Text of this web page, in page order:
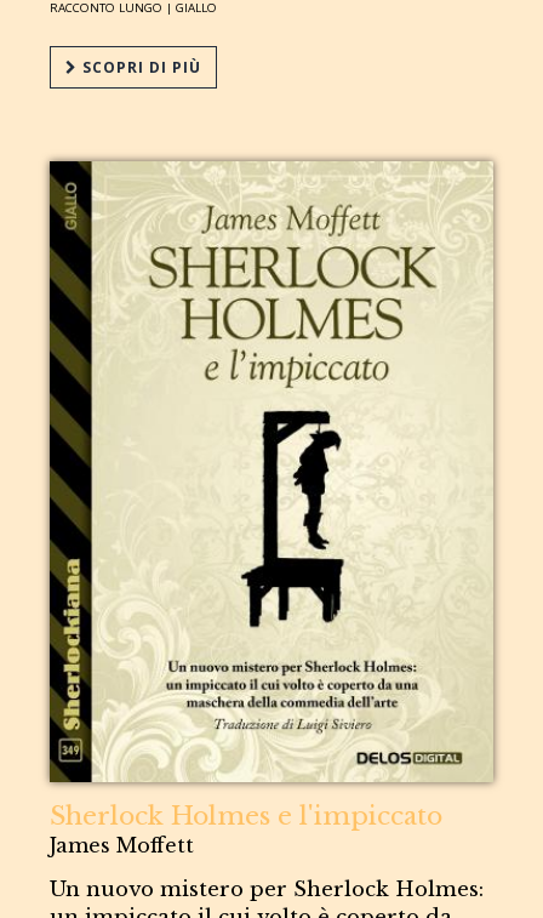
RACCONTO LUNGO |GIALLO
SCOPRI DI PIÙ
Sherlock Holmes e l'impiccato
James Moffett
Un nuovo mistero per Sherlock Holmes: